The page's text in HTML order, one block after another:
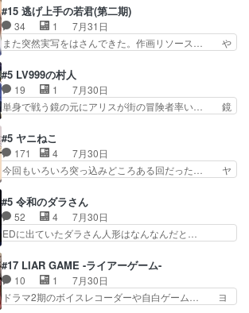
し良い話化け猫は油が好物… 今回はあかやし1体
のみで15分。金持ちの… 今更だけど霊が性行為
で祓えることは何とな…
人物が増えてわいわいしたところが好き… 初コミ
ティアで２０冊刷りは妥当だよね。俺… 藤森さん
のママ向けの漫画で、また涙腺が⋯… 〜漫画に
「想い」をこめよう｣娘に漫画であ… 何回この作
てコミティアっていいなあ。同… コミティア参加
のしおりを徹夜で作る先生(… お母さん、娘にあ
んな漫画描かれたら泣いち…
#15 逃げ上手の若君(第二期)
34 1
7月31日
また突然実写をはさんできた。作画リソース… や
歳まで童貞だと魔法使いになれるという… こっち
の諏訪の三大将もまたクセが強いw色… 頼重が完
全にブレーンだよね毎回敵キャラが… 弧次郎「欲
を我慢して強くなれるなら大飯食… 変化球な演出
ていただきました！最終的に… この高らかなDT
宣言、合田一人に通じるも… この作品は近年稀に
見るおっさんキャラの充…
#5 LV999の村人
19 1
7月30日
単身で戦う鏡の元にアリスが街の冒険者率い… 鏡
なががんばってくれたアリスの父ちゃん… 成長限
界が999である村人と定めた上位存… 大規模バト
ルシーンなのに会話してばっかり… やっぱり勇者
より強かったか笑統率力LV9… 普通の人間の親子
組みか‥Lv200帯の… そのために役割を超越する
者の出現させるた… アリスのお陰で他の勇者達も
共闘してくれ魔…
#5 ヤニねこ
171 4
7月30日
今回もいろいろ突っ込みどころある回だった… ヤ
ちゃんの恋愛話をしたり、タバコを生産… ここう
っすら思ったことズバリ言ってくれて… おかし
い、さわやかだ 世話好きの陰に支配… ヤクねこ
のクワガタ取りの話見て切なくなっ… 普段は選別
れww唐突な作画力の正… なんか今日はかなり一
瞬で終わっちまったっ… 先週と比べてまだまとも
に見えた。4話は過…
#5 令和のダラさん
52 4
7月30日
EDに出ていたダラさん人形はなんなんだと…
惨な過去がきっちり現代に継承されている… ダラ
さんと姉弟の母との出会いの話やはりダ… ダラさ
んの過去話も佳境…げに恐ろしいは人… 第５話感
想：２人の過剰な貢ぎ物?の礼とし… 第５話感
#17 LIAR GAME -ライアーゲーム-
10 1
7月30日
ドラマ2期のボイスレコーダーや自白ゲーム… ヨ